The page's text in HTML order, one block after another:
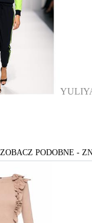
ZOBACZ PODOBNE -